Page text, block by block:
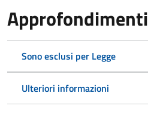
Approfondimenti
Sono esclusi per Legge
Ulteriori informazioni